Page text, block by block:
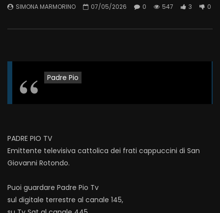
SIMONA MARMORINO 07/05/2026 0 547 3 0
Padre Pio
PADRE PIO TV
Emittente televisiva cattolica dei frati cappuccini di San
Giovanni Rotondo.
Puoi guardare Padre Pio Tv
sul digitale terrestre al canale 145,